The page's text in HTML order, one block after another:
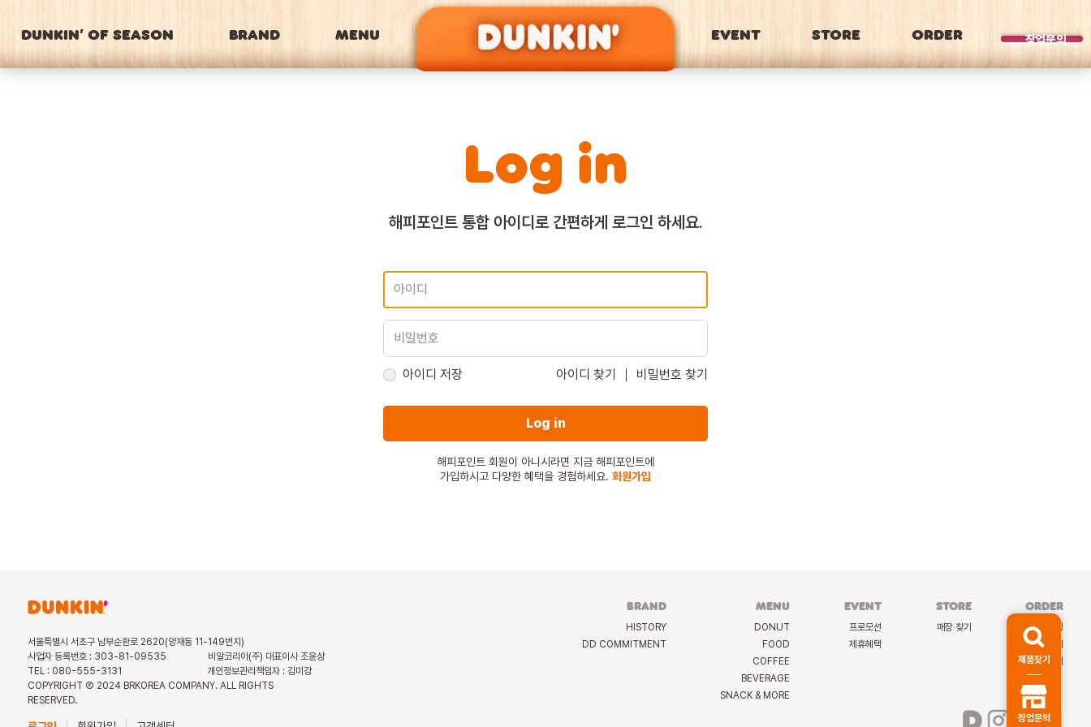
DUNKIN’ OF SEASON BRAND MENU EVENT STORE ORDER 창업문의
BRAND
Log in
해피포인트 통합 아이디로간편하게 로그인 하세요.
아이디 저장 아이디 찾기 비밀번호 찾기
Log in
해피포인트 회원이 아니시라면 지금 해피포인트에
가입하시고 다양한 혜택을 경험하세요. 회원가입
서울특별시 서초구 남부순환로 2620(양재동 11-149번지)
사업자 등록번호 : 303-81-09535
비알코리아(주) 대표이사 조윤상
TEL : 080-555-3131
개인정보관리책임자 : 김미강
COPYRIGHT Ⓒ 2024 BRKOREA COMPANY. ALL RIGHTS
RESERVED.
BRAND
HISTORY
DD COMMITMENT
MENU
DONUT
FOOD
COFFEE
BEVERAGE
SNACK & MORE
EVENT
프로모션
제휴혜택
STORE
매장 찾기
ORDER
케이터링
딜리버리
선물하기
제품찾기
창업문의